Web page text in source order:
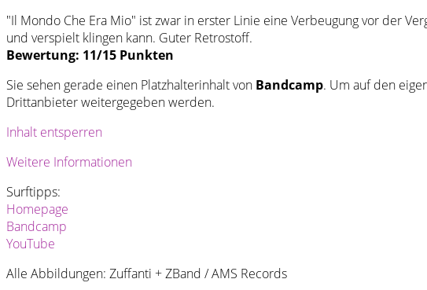
"Il Mondo Che Era Mio" ist zwar in erster Linie eine Verbeugung vor der
und verspielt klingen kann. Guter Retrostoff.
Bewertung: 11/15 Punkten
Sie sehen gerade einen Platzhalterinhalt von Bandcamp. Um auf den
Drittanbieter weitergegeben werden.
Inhalt entsperren
Weitere Informationen
Surftipps:
Homepage
Bandcamp
YouTube
Alle Abbildungen: Zuffanti + ZBand / AMS Records